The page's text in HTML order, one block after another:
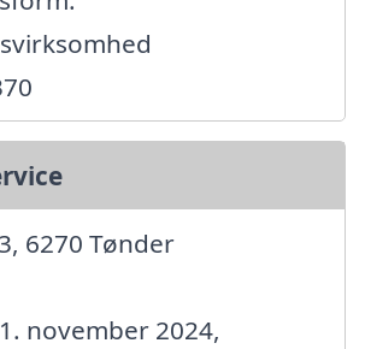
6270 Tønder
november 2024,